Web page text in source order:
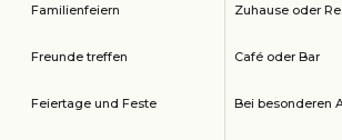
Familienfeiern Zuhause oder
Freunde treffen Café oder Bar
Feiertage und Feste Bei besonderen